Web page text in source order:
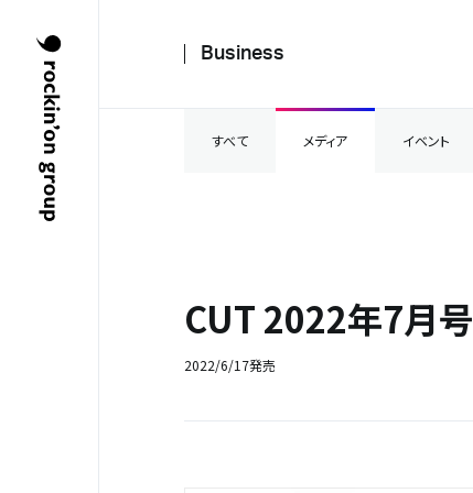
Business
すべて メディア イベント
CUT 2022年7月号
2022/6/17発売